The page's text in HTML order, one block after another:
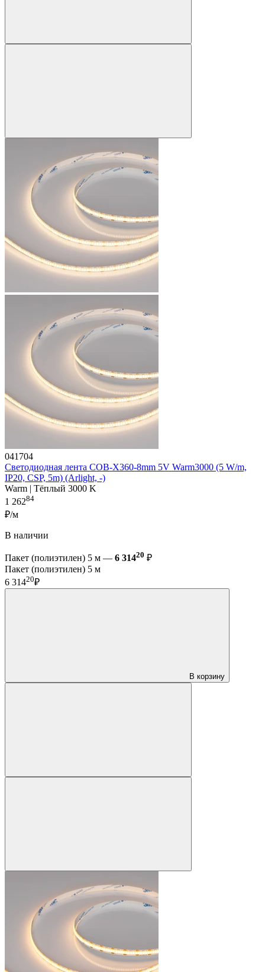
041704
Светодиодная лента COB-X360-8mm 5V Warm3000 (5 W/m,
IP20, CSP, 5m) (Arlight, -)
Warm | Тёплый 3000 K
1 26284
₽/м
В наличии
Пакет (полиэтилен) 5 м — 6 31420 ₽
Пакет (полиэтилен) 5 м
6 31420₽
В корзину